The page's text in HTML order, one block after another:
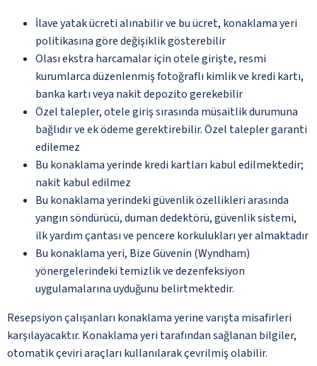
İlave yatak ücreti alınabilir ve bu ücret, konaklama yeri
politikasına göre değişiklik gösterebilir
Olası ekstra harcamalar için otele girişte, resmi
kurumlarca düzenlenmiş fotoğraflı kimlik ve kredi kartı,
banka kartı veya nakit depozito gerekebilir
Özel talepler, otele giriş sırasında müsaitlik durumuna
bağlıdır ve ek ödeme gerektirebilir. Özel talepler garanti
edilemez
Bu konaklama yerinde kredi kartları kabul edilmektedir;
nakit kabul edilmez
Bu konaklama yerindeki güvenlik özellikleri arasında
yangın söndürücü, duman dedektörü, güvenlik sistemi,
ilk yardım çantası ve pencere korkulukları yer almaktadır
Bu konaklama yeri, Bize Güvenin (Wyndham)
yönergelerindeki temizlik ve dezenfeksiyon
uygulamalarına uyduğunu belirtmektedir.
Resepsiyon çalışanları konaklama yerine varışta misafirleri
karşılayacaktır. Konaklama yeri tarafından sağlanan bilgiler,
otomatik çeviri araçları kullanılarak çevrilmiş olabilir.